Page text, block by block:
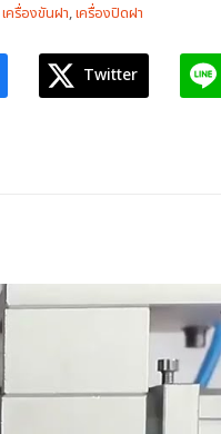
เครื่องขันฝา,เครื่องปิดฝา
Twitter